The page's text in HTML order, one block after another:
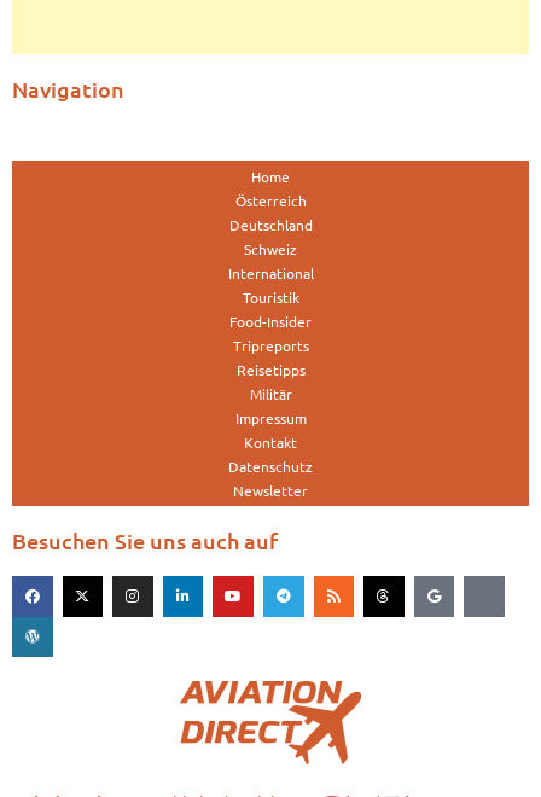
Navigation
Home
Österreich
Deutschland
Schweiz
International
Touristik
Food-Insider
Tripreports
Reisetipps
Militär
Impressum
Kontakt
Datenschutz
Newsletter
Besuchen Sie uns auch auf